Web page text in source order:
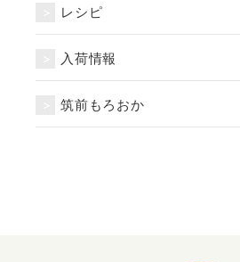
レシピ
入荷情報
筑前もろおか